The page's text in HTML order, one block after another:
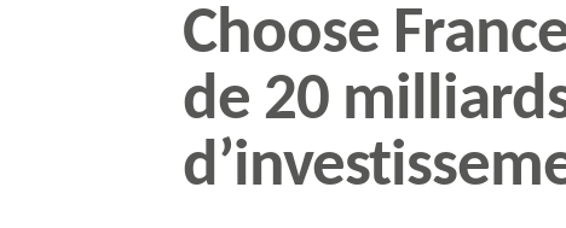
Choose
de 20